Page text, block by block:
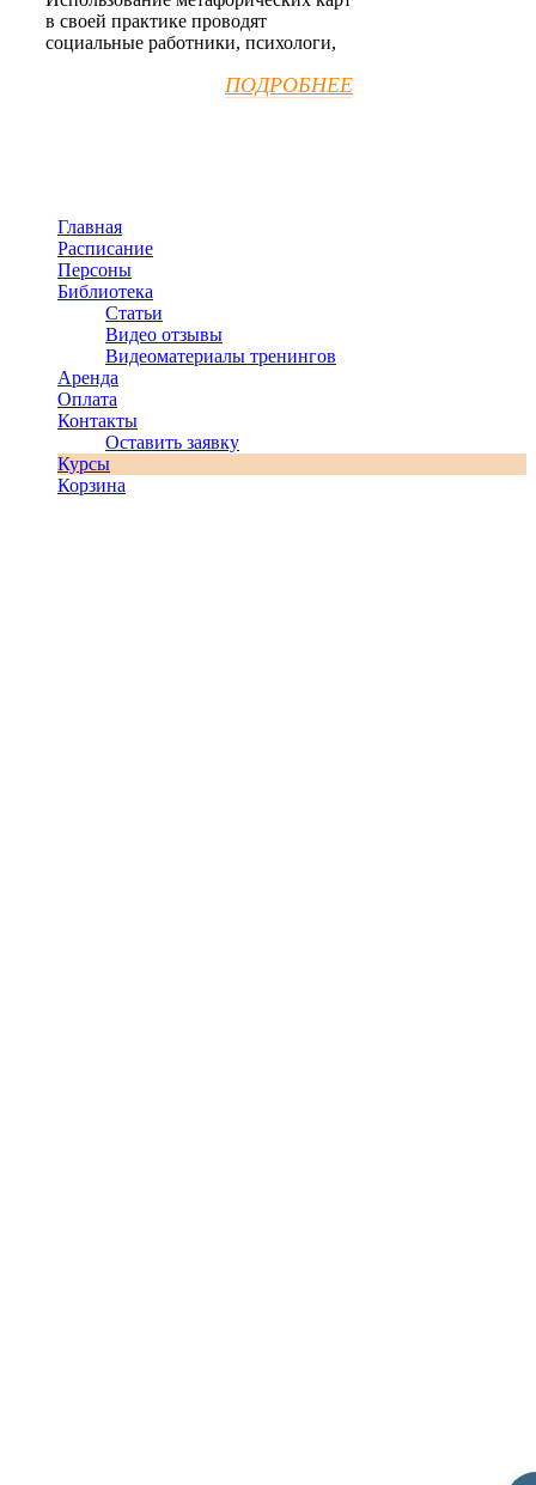
в своей практике проводят
социальные работники, психологи,
ПОДРОБНЕЕ
Главная
Расписание
Персоны
Библиотека
Статьи
Видео отзывы
Видеоматериалы тренингов
Аренда
Оплата
Контакты
Оставить заявку
Курсы
Корзина